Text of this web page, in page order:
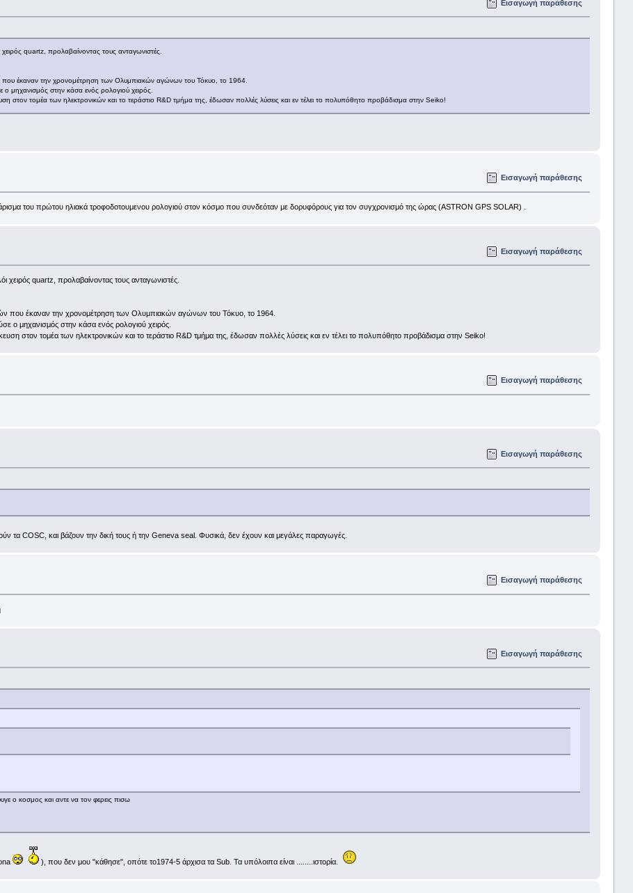
Εισαγωγή παράθεσης
quartz, προλαβαίνοντας τους ανταγωνιστές.
που έκαναν την χρονομέτρηση των Ολυμπιακών αγώνων του Τόκυο, το 1964.
στην κάσα ενός ρολογιού χειρός.
στον τομέα των ηλεκτρονικών και το τεράστιο R&D τμήμα της, έδωσαν πολλές λύσεις και εν τέλει το πολυπόθητο προβάδισμα στην Seiko!
Εισαγωγή παράθεσης
του πρώτου ηλιακά τροφοδοτουμενου ρολογιού στον κόσμο που συνδεόταν με δορυφόρους για τον συγχρονισμό της ώρας (ASTRON GPS SOLAR) .
Εισαγωγή παράθεσης
χειρός quartz, προλαβαίνοντας τους ανταγωνιστές.
που έκαναν την χρονομέτρηση των Ολυμπιακών αγώνων του Τόκυο, το 1964.
μηχανισμός στην κάσα ενός ρολογιού χειρός.
στον τομέα των ηλεκτρονικών και το τεράστιο R&D τμήμα της, έδωσαν πολλές λύσεις και εν τέλει το πολυπόθητο προβάδισμα στην Seiko!
Εισαγωγή παράθεσης
Εισαγωγή παράθεσης
τα COSC, και βάζουν την δική τους ή την Geneva seal. Φυσικά, δεν έχουν και μεγάλες παραγωγές.
Εισαγωγή παράθεσης
Εισαγωγή παράθεσης
ο κοσμος και αντε να τον φερεις πισω
), που δεν μου "κάθησε", οπότε το1974-5 άρχισα τα Sub. Τα υπόλοιπα είναι ........ιστορία.